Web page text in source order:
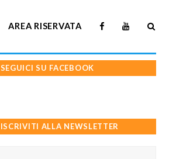
AREA RISERVATA
SEGUICI SU FACEBOOK
ISCRIVITI ALLA NEWSLETTER